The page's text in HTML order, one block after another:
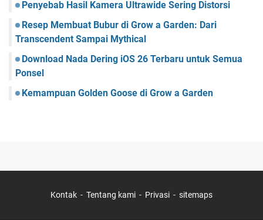
Penyebab Hasil Kamera Ultrawide Sering Distorsi
Resep Membuat Bubur di Grow a Garden: Dari
Transcendent Sampai Mythical
Download Nada Dering iOS 26 Terbaru untuk Semua
Ponsel
Kemampuan Golden Goose di Grow a Garden
Kontak Tentang kami Privasi sitemaps